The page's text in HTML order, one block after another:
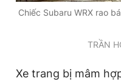
Chiếc Subaru WRX rao
TRẦN
Xe trang bị mâm